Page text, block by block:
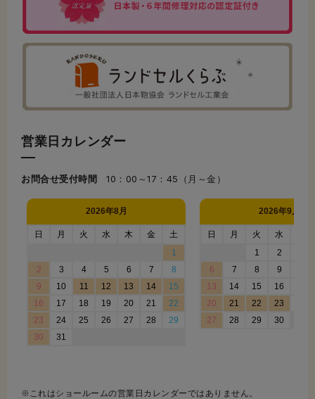
営業日カレンダー
お問合せ受付時間 10：00～17：45（月～金）
これはショールームの営業日カレンダーではありません。